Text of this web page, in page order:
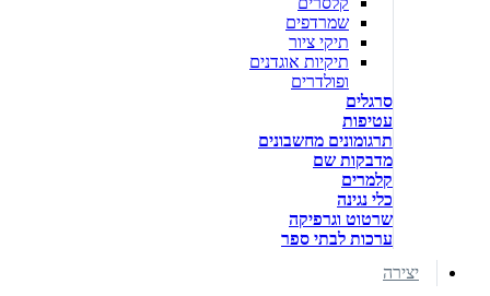
שמרדפים
תיקי ציור
תיקיות אוגדנים
ופולדרים
סרגלים
עטיפות
תרגומונים מחשבונים
מדבקות שם
קלמרים
כלי נגינה
שרטוט וגרפיקה
ערכות לבתי ספר
יצירה